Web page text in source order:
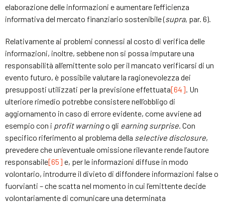
elaborazione delle informazioni e aumentare l’efficienza
informativa del mercato finanziario sostenibile (supra, par. 6).
Relativamente ai problemi connessi al costo di verifica delle
informazioni, inoltre, sebbene non si possa imputare una
responsabilità all’emittente solo per il mancato verificarsi di un
evento futuro, è possibile valutare la ragionevolezza dei
presupposti utilizzati per la previsione effettuata[64]. Un
ulteriore rimedio potrebbe consistere nell’obbligo di
aggiornamento in caso di errore evidente, come avviene ad
esempio con i profit warningo gli earning surprise. Con
specifico riferimento al problema della selective disclosure,
prevedere che un’eventuale omissione rilevante rende l’autore
responsabile[65] e, per le informazioni diffuse in modo
volontario, introdurre il divieto di diffondere informazioni false o
fuorvianti – che scatta nel momento in cui l’emittente decide
volontariamente di comunicare una determinata